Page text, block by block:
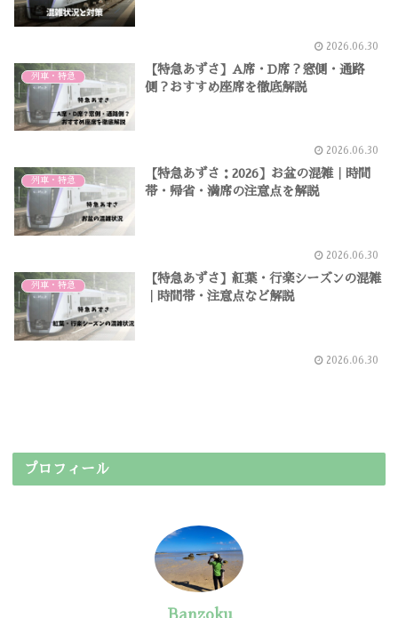
2026.06.30
列車・特急
【特急あずさ】A席・D席？窓側・通路
側？おすすめ座席を徹底解説
2026.06.30
列車・特急
【特急あずさ：2026】お盆の混雑｜時間
帯・帰省・満席の注意点を解説
2026.06.30
列車・特急
【特急あずさ】紅葉・行楽シーズンの混雑
｜時間帯・注意点など解説
2026.06.30
プロフィール